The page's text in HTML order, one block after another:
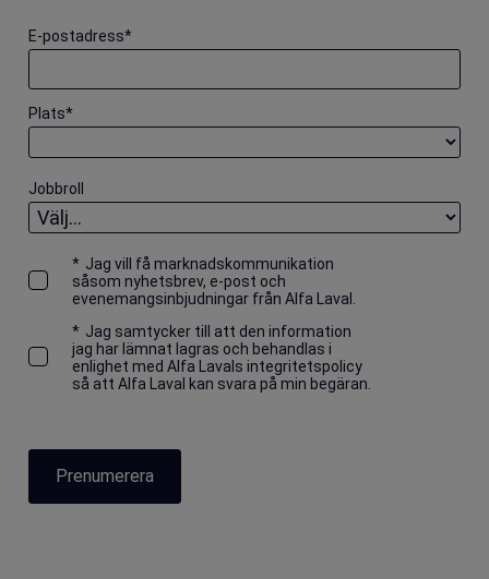
*
E-postadress
*
Plats
Jobbroll
* Jag vill få marknadskommunikation
såsom nyhetsbrev, e-post och
evenemangsinbjudningar från Alfa Laval.
* Jag samtycker till att den information
jag har lämnat lagras och behandlas i
enlighet med Alfa Lavals integritetspolicy
så att Alfa Laval kan svara på min begäran.
Prenumerera